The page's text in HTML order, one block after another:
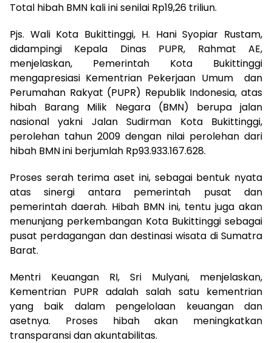
Total hibah BMN kali ini senilai Rp19,26 triliun.
Pjs. Wali Kota Bukittinggi, H. Hani Syopiar Rustam,
didampingi Kepala Dinas PUPR, Rahmat AE,
menjelaskan, Pemerintah Kota Bukittinggi
mengapresiasi Kementrian Pekerjaan Umum dan
Perumahan Rakyat (PUPR) Republik Indonesia, atas
hibah Barang Milik Negara (BMN) berupa jalan
nasional yakni Jalan Sudirman Kota Bukittinggi,
perolehan tahun 2009 dengan nilai perolehan dari
hibah BMN ini berjumlah Rp93.933.167.628.
Proses serah terima aset ini, sebagai bentuk nyata
atas sinergi antara pemerintah pusat dan
pemerintah daerah. Hibah BMN ini, tentu juga akan
menunjang perkembangan Kota Bukittinggi sebagai
pusat perdagangan dan destinasi wisata di Sumatra
Barat.
Mentri Keuangan RI, Sri Mulyani, menjelaskan,
Kementrian PUPR adalah salah satu kementrian
yang baik dalam pengelolaan keuangan dan
asetnya. Proses hibah akan meningkatkan
transparansi dan akuntabilitas.